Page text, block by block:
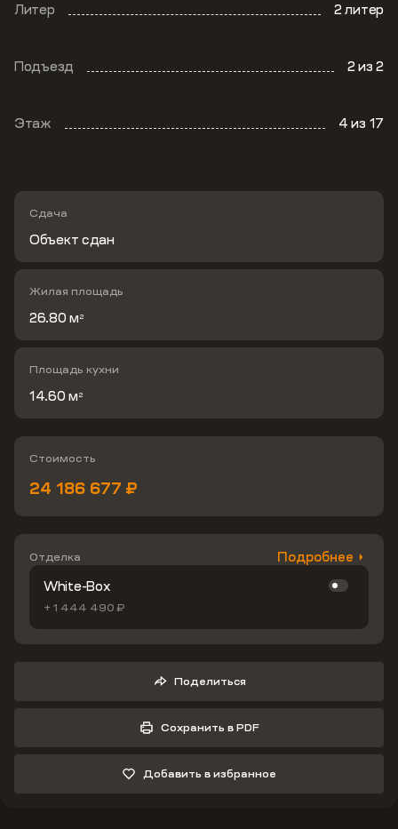
Литер 2 литер
Подъезд 2из 2
Этаж 4из 17
Сдача
Объект сдан
Жилая площадь
26.80 м 2
Площадь кухни
14.60 м 2
Стоимость
24 186 677 ₽
Отделка Подробнее
White-Box
+ 1 444 490 ₽
Поделиться
Сохранить в PDF
Добавить в избранное